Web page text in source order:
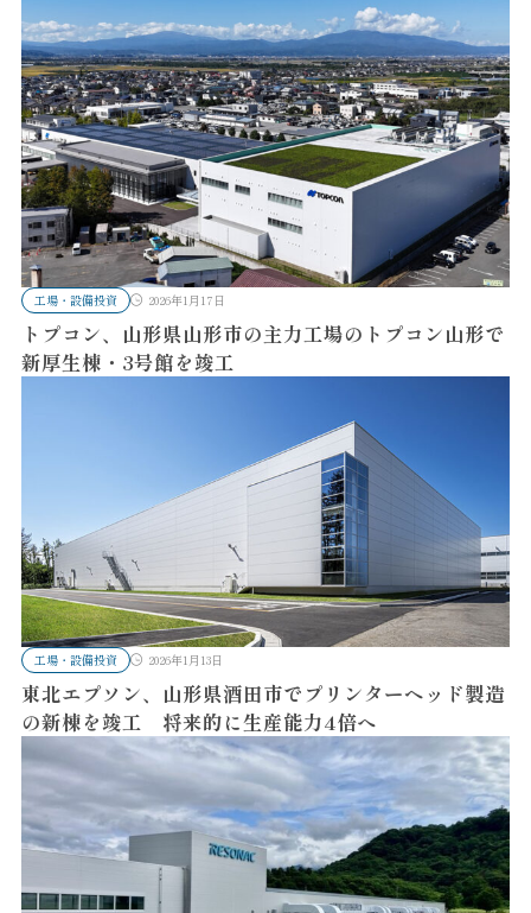
工場・設備投資 2026年1月17日
トプコン、山形県山形市の主力工場のトプコン山形で
新厚生棟・3号館を竣工
工場・設備投資 2026年1月13日
東北エプソン、山形県酒田市でプリンターヘッド製造
の新棟を竣工 将来的に生産能力4倍へ